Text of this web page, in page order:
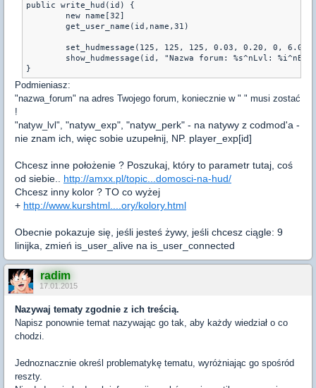
public write_hud(id) {
Podmieniasz:
"nazwa_forum" na adres Twojego forum, koniecznie w " " musi zostać
!
"natyw_lvl", "natyw_exp", "natyw_perk" - na natywy z codmod'a -
nie znam ich, więc sobie uzupełnij, NP. player_exp[id]
Chcesz inne położenie ? Poszukaj, który to parametr tutaj, coś
od siebie.. http://amxx.pl/topic...domosci-na-hud/
Chcesz inny kolor ? TO co wyżej
+ http://www.kurshtml....ory/kolory.html
Obecnie pokazuje się, jeśli jesteś żywy, jeśli chcesz ciągle: 9
linijka, zmień is_user_alive na is_user_connected
radim
17.01.2015
Nazywaj tematy zgodnie z ich treścią.
Napisz ponownie temat nazywając go tak, aby każdy wiedział o co
chodzi.
Jednoznacznie określ problematykę tematu, wyróżniając go spośród
reszty.